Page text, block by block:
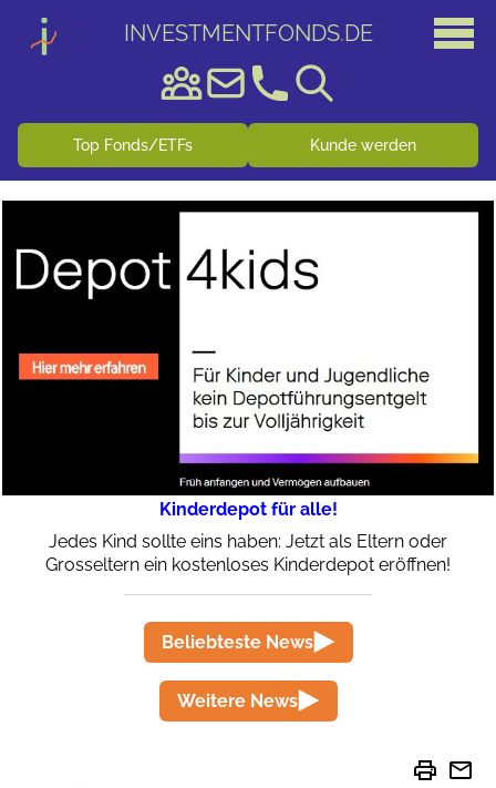
INVESTMENTFONDS.DE
Top Fonds/ETFs Kunde werden
Kinderdepot für alle!
Jedes Kind sollte eins haben: Jetzt als Eltern oder
Grosseltern ein kostenloses Kinderdepot eröffnen!
Beliebteste News
Weitere News
print mail